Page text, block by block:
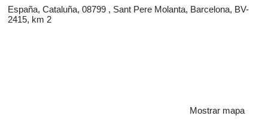
España, Cataluña, 08799 , Sant Pere Molanta, Barcelona, BV-
2415, km 2
Mostrar mapa